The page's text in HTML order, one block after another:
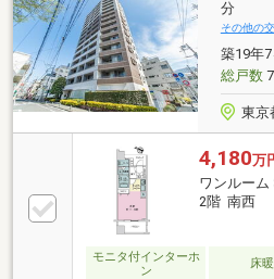
分
その他の
築19年
総戸数
東京
4,180万
ワンルーム
2階 南西
モニタ付インターホ
ン
床